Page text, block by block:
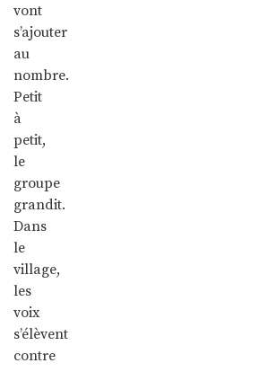
vont
s’ajouter
au
nombre.
Petit
à
petit,
le
groupe
grandit.
Dans
le
village,
les
voix
s’élèvent
contre